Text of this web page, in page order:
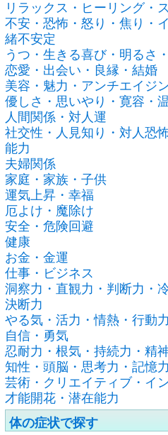
リラックス・ヒーリング・
不安・恐怖・怒り・焦り・
緒不安定
うつ・生きる喜び・明るさ
恋愛・出会い・良縁・結婚
美容・魅力・アンチエイジ
優しさ・思いやり・寛容・
人間関係・対人運
社交性・人見知り・対人恐
能力
夫婦関係
家庭・家族・子供
運気上昇・幸福
厄よけ・魔除け
安全・危険回避
健康
お金・金運
仕事・ビジネス
洞察力・直観力・判断力・
決断力
やる気・活力・情熱・行動力
自信・勇気
忍耐力・根気・持続力・精
知性・頭脳・思考力・記憶
芸術・クリエイティブ・イ
才能開花・潜在能力
体の症状で探す